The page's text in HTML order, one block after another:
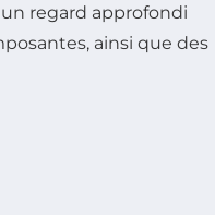
regard approfondi
ainsi que des